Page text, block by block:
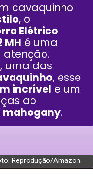
Reprodução/Amazon
cavaquinho
, o
Elétrico
MH é uma
atenção.
, uma das
, esse
incrível e um
ao
mahogany.